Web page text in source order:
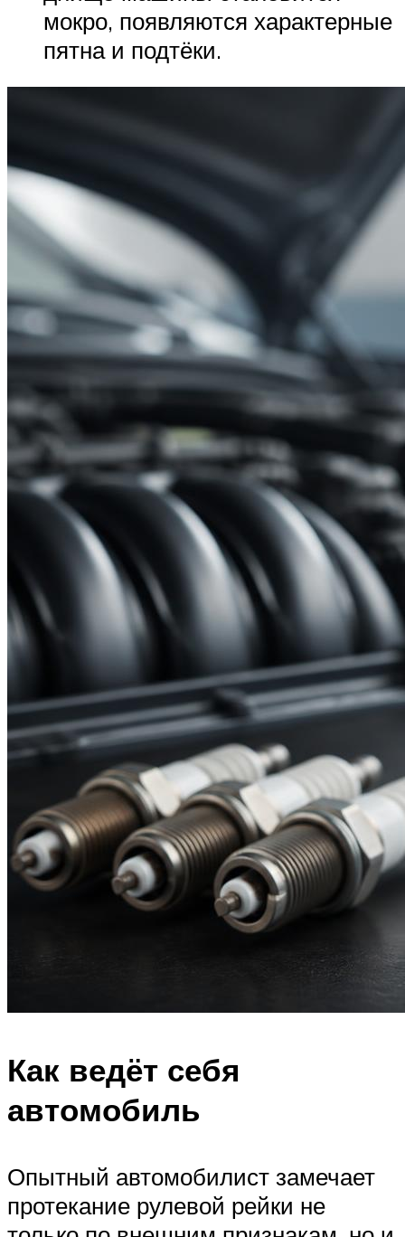
мокро, появляются характерные
пятна и подтёки.
Как ведёт себя
автомобиль
Опытный автомобилист замечает
протекание рулевой рейки не